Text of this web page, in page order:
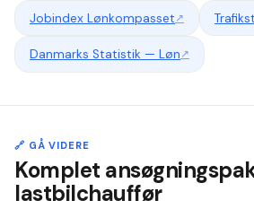
Jobindex Lønkompasset↗
Danmarks Statistik — Løn↗
🔗 GÅ VIDERE
Komplet
lastbilchauffør